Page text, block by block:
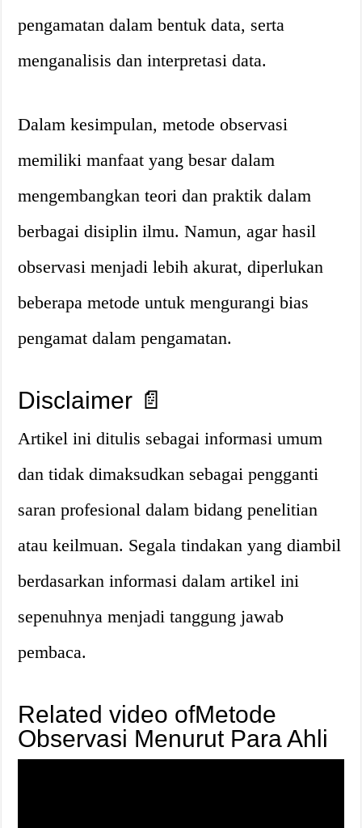
pengamatan dalam bentuk data, serta
menganalisis dan interpretasi data.
Dalam kesimpulan, metode observasi
memiliki manfaat yang besar dalam
mengembangkan teori dan praktik dalam
berbagai disiplin ilmu. Namun, agar hasil
observasi menjadi lebih akurat, diperlukan
beberapa metode untuk mengurangi bias
pengamat dalam pengamatan.
Disclaimer 📄
Artikel ini ditulis sebagai informasi umum
dan tidak dimaksudkan sebagai pengganti
saran profesional dalam bidang penelitian
atau keilmuan. Segala tindakan yang diambil
berdasarkan informasi dalam artikel ini
sepenuhnya menjadi tanggung jawab
pembaca.
Related video ofMetode
Observasi Menurut Para Ahli